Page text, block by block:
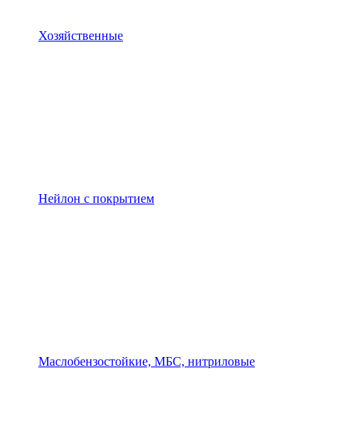
Хозяйственные
Нейлон с покрытием
Маслобензостойкие, МБС, нитриловые